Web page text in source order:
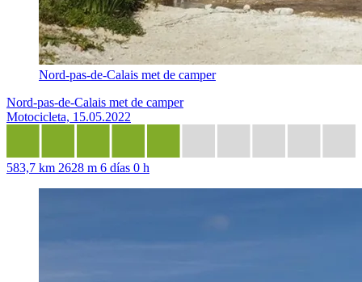
Nord-pas-de-Calais met de camper
Nord-pas-de-Calais met de camper
Motocicleta, 15.05.2022
583,7 km 2628 m 6 días 0 h